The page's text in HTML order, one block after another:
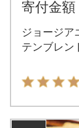
寄付金額
ジョージア
テンブレン